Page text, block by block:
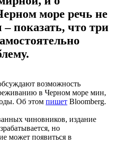
море речь не
показать, что три
возможность
в Черном море мин,
Об этом пишет Bloomberg.
чиновников, издание
но
может появиться в